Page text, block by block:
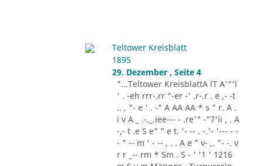
Teltower Kreisblatt
1895
29. Dezember , Seite 4
"...Teltower KreisblattA lT A'"'l
' . -eh rrr-.rr "-er -' .r-.r . e ,- -t
.. , "- e ' . -" A AA AA * s " r. A .
i v A _ .-._.iee--- - .re'" -"7'ii , . A
-,- t .e S e" " e t. '- -- . -.'- '--- - -
- " -- m ' - -- , . . A e " v- ,. "- -. v
r r _-- rm * Sm . S - ' '1 ' 1216